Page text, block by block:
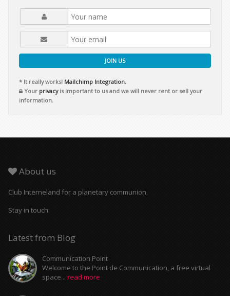
JOIN US
* It really works! Mailchimp Integration.
Your privacyis important to us and we will never rent or sell your
information.
About us
Club Interneland for a planetary communion.
Stay in touch:
Latest from Blog
Communication Point
Welcome to the Point de Communication, a free virtual
space... read more